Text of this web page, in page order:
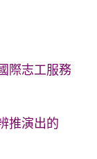
際志工服務
推演出的